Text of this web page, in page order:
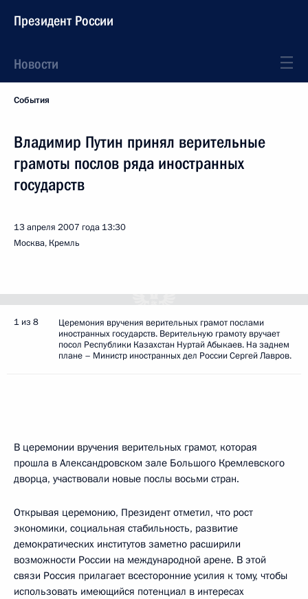
Президент России
Новости
События
Владимир Путин принял верительные
грамоты послов ряда иностранных
государств
13 апреля 2007 года 13:30
Москва, Кремль
1 из 8
Церемония вручения верительных грамот послами
иностранных государств. Верительную грамоту вручает
посол Республики Казахстан Нуртай Абыкаев. На заднем
плане – Министр иностранных дел России Сергей Лавров.
В церемонии вручения верительных грамот, которая
прошла в Александровском зале Большого Кремлевского
дворца, участвовали новые послы восьми стран.
Открывая церемонию, Президент отметил, что рост
экономики, социальная стабильность, развитие
демократических институтов заметно расширили
возможности России на международной арене. В этой
связи Россия прилагает всесторонние усилия к тому, чтобы
использовать имеющийся потенциал в интересах